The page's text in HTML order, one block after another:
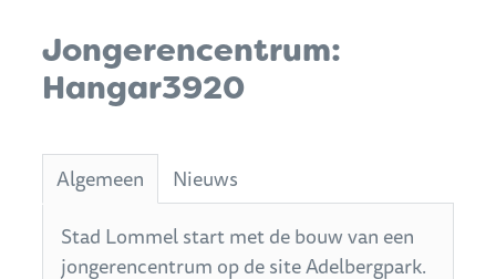
Jongerencentrum:
Hangar3920
Algemeen
Nieuws
Stad Lommel start met de bouw van een
jongerencentrum op de site Adelbergpark.